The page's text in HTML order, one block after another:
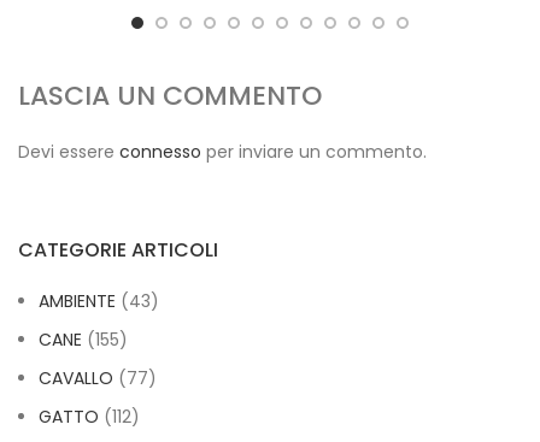
LASCIA UN COMMENTO
Devi essere connesso per inviare un commento.
CATEGORIE ARTICOLI
AMBIENTE (43)
CANE (155)
CAVALLO (77)
GATTO (112)